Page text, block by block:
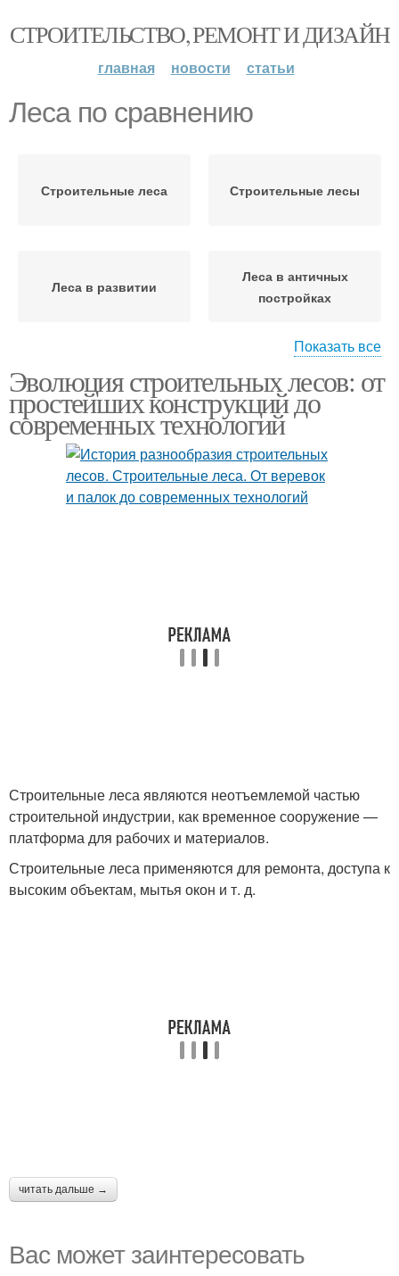
СТРОИТЕЛЬСТВО, РЕМОНТ И ДИЗАЙН
главная новости статьи
Леса по сравнению
Строительные леса Строительные лесы
Леса в развитии
Леса в античных
постройках
строительстве
Рамные лесы
Показать все
Эволюция строительных лесов: от
простейших конструкций до
современных технологий
Строительные леса являются неотъемлемой частью
строительной индустрии, как временное сооружение —
платформа для рабочих и материалов.
Строительные леса применяются для ремонта, доступа к
высоким объектам, мытья окон и т. д.
читать дальше →
Вас может заинтересовать